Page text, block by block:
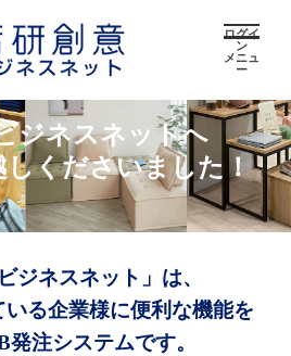
ログイ
ン
メニュ
ー
ジネスネットへ
しくださいました！
ジネスネット」は、
る企業様に便利な機能を
注システムです。